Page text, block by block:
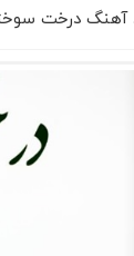
آهنگ درخت